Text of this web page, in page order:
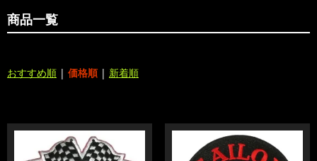
商品一覧
おすすめ順 | 価格順 | 新着順